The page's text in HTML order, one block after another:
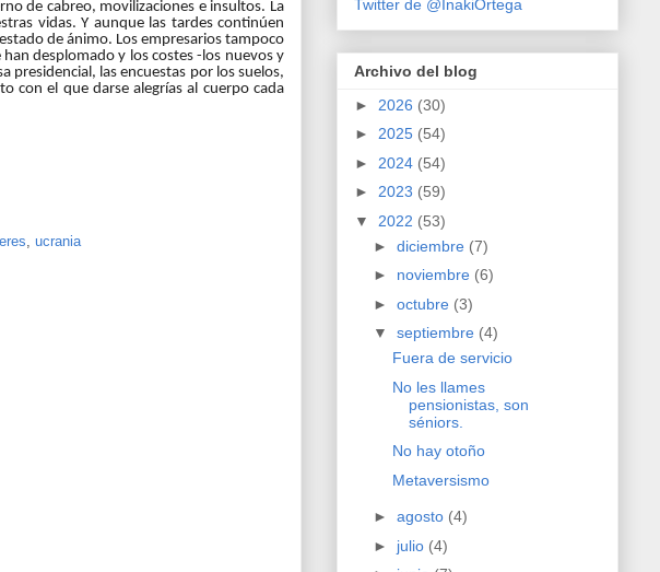
de cabreo, movilizaciones e insultos. La
vidas. Y aunque las tardes continúen
de ánimo. Los empresarios tampoco
desplomado y los costes -los nuevos y
presidencial, las encuestas por los suelos,
con el que darse alegrías al cuerpo cada
ucrania
Twitter de @InakiOrtega
Archivo del blog
► 2026 (30)
► 2025 (54)
► 2024 (54)
► 2023 (59)
▼ 2022 (53)
► diciembre (7)
► noviembre (6)
► octubre (3)
▼ septiembre (4)
Fuera de servicio
No les llames
pensionistas, son
séniors.
No hay otoño
Metaversismo
► agosto (4)
► julio (4)